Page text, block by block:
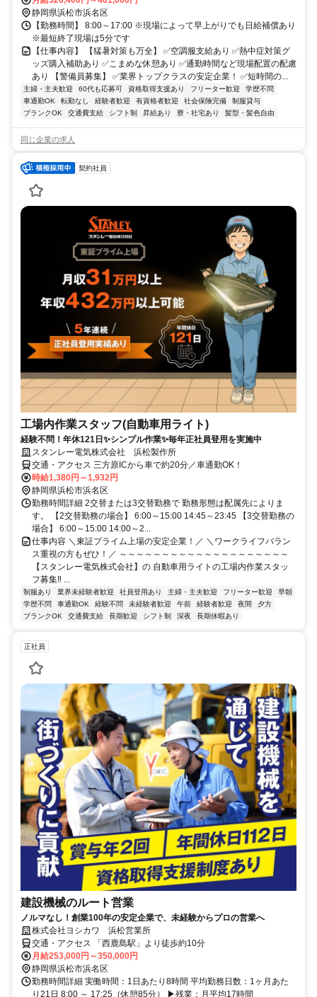
静岡県浜松市浜名区
【勤務時間】 8:00～17:00 ※現場によって早上がりでも日給補償あり
※最短終了現場は5分です
【仕事内容】 【猛暑対策も万全】 ✅空調服支給あり ✅熱中症対策グ
ッズ購入補助あり ✅こまめな休憩あり ✅通勤時間など現場配置の配慮
あり 【警備員募集】 ✅業界トップクラスの安定企業！ ✅短時間の...
主婦・主夫歓迎 60代も応募可 資格取得支援あり フリーター歓迎
学歴不問
車通勤OK
転勤なし 経験者歓迎 有資格者歓迎 社会保険完備
制服貸与
ブランクOK
交通費支給 シフト制 昇給あり 寮・社宅あり 髪型・髪色自由
同じ企業の求人
契約社員
工場内作業スタッフ(自動車用ライト)
経験不問！年休121日✨シンプル作業✨毎年正社員登用を実施中
スタンレー電気株式会社 浜松製作所
交通・アクセス 三方原ICから車で約20分／車通勤OK！
時給1,380円～1,932円
静岡県浜松市浜名区
勤務時間詳細 2交替または3交替勤務で 勤務形態は配属先によりま
す。 【2交替勤務の場合】 6:00～15:00 14:45～23:45 【3交替勤務の
場合】 6:00～15:00 14:00～2...
仕事内容 ＼東証プライム上場の安定企業！／ ＼ワークライフバラン
ス重視の方もぜひ！／ ～～～～～～～～～～～～～～～～～～～～
【スタンレー電気株式会社】の 自動車用ライトの工場内作業スタッ
フ募集‼ ...
制服あり 業界未経験者歓迎 社員登用あり 主婦・主夫歓迎 フリーター歓迎
早朝
学歴不問
車通勤OK 経験不問 未経験者歓迎 午前 経験者歓迎 夜間
夕方
ブランクOK
交通費支給 長期歓迎 シフト制 深夜 長期休暇あり
正社員
建設機械のルート営業
ノルマなし！創業100年の安定企業で、未経験からプロの営業へ
株式会社ヨシカワ 浜松営業所
交通・アクセス 「西鹿島駅」より徒歩約10分
月給253,000円～350,000円
静岡県浜松市浜名区
勤務時間詳細 実働時間：1日あたり8時間 平均勤務日数：1ヶ月あた
り21日 8:00 ～ 17:25（休憩85分） ▶残業：月平均17時間